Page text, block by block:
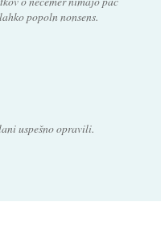
popoln nonsens.
uspešno opravili.